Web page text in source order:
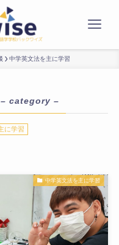
中学英文法を主に学習
– category –
に学習
中学英文法を主に学習